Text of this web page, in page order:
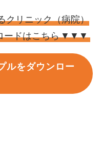
リニック（病院）
ードはこちら▼▼▼
ルをダウンロー